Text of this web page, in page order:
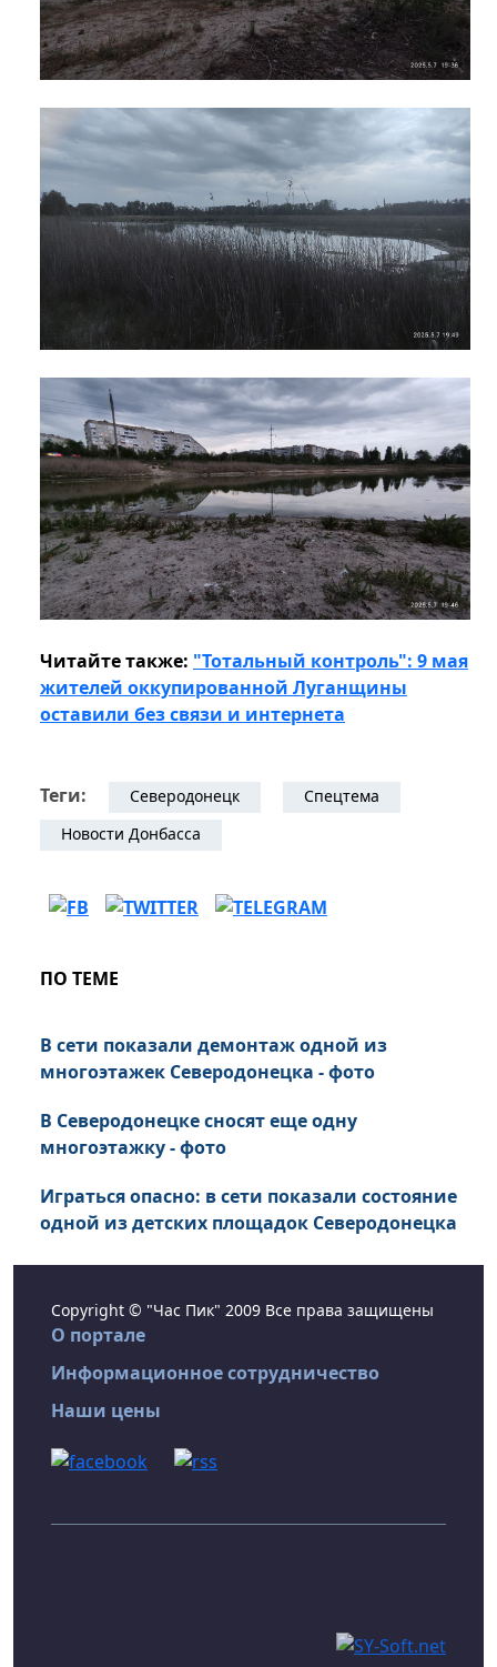
Читайте также: "Тотальный контроль": 9 мая
жителей оккупированной Луганщины
оставили без связи и интернета
Теги: Северодонецк
Спецтема
Новости Донбасса
ПО ТЕМЕ
В сети показали демонтаж одной из
многоэтажек Северодонецка - фото
В Северодонецке сносят еще одну
многоэтажку - фото
Играться опасно: в сети показали состояние
одной из детских площадок Северодонецка
Copyright © "Час Пик" 2009 Все права защищены
О портале
Информационное сотрудничество
Наши цены